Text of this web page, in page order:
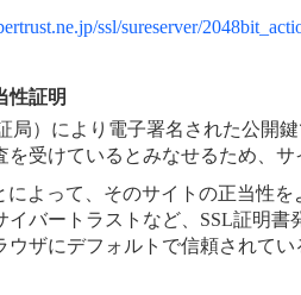
ssl/sureserver/
性証明
局）により電子署名された公開鍵
を受けているとみなせるため、
よって、そのサイトの正当性を
イバートラストなど、SSL証明
ザにデフォルトで信頼されて